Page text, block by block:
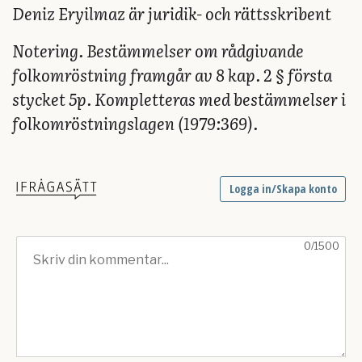
Deniz Eryilmaz är juridik- och rättsskribent
Notering. Bestämmelser om rådgivande
folkomröstning framgår av 8 kap. 2 § första
stycket 5p. Kompletteras med bestämmelser i
folkomröstningslagen (1979:369).